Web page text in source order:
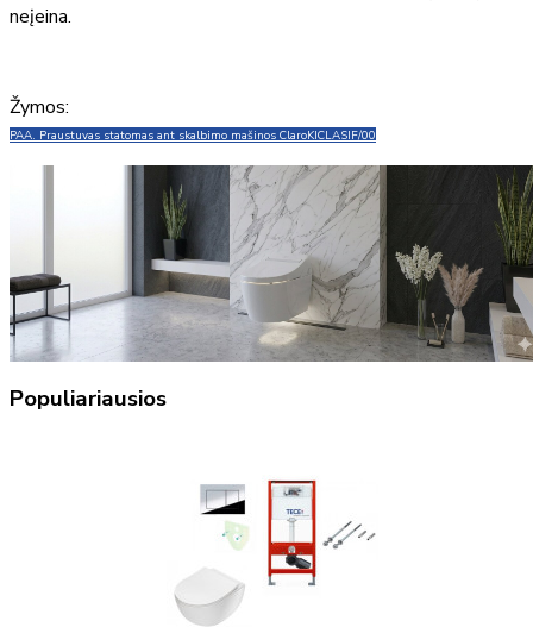
neįeina.
Žymos:
PAA. Praustuvas statomas ant skalbimo mašinos ClaroKICLASIF/00
Populiariausios